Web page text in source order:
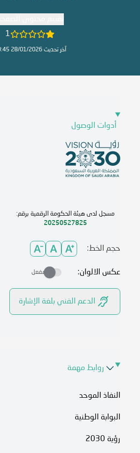
1
آخر تحديث 28/01/2026 00:45
أدوات الوصول
مسجل لدى هيئة الحكومة الرقمية برقم:
20250527825
حجم الخط:
عكس الالوان: مفعل
الدعم الفني بلغة الإشارة
روابط مهمة
النفاذ الموحد
البوابة الوطنية
رؤية 2030